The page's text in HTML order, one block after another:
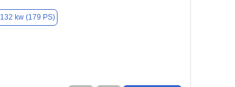
132 kw (179 PS)